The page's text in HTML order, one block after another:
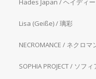
Hades Japan / ヘイディ
Lisa (Geiße) / 璃彩
NECROMANCE / ネクロマ
SOPHIA PROJECT / ソフ